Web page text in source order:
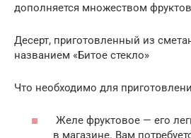
дополняется множеством
Десерт, приготовленный из
названием «Битое стекло»
Что необходимо для
Желе фруктовое — его
в магазине. Вам